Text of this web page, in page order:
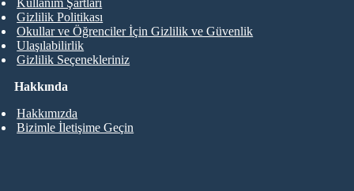
Hakkında
Hakkımızda
Bizimle İletişime Geçin
Kullanım Şartları
Gizlilik Politikası
Okullar ve Öğrenciler İçin Gizlilik ve Güvenlik
Ulaşılabilirlik
Gizlilik Seçenekleriniz